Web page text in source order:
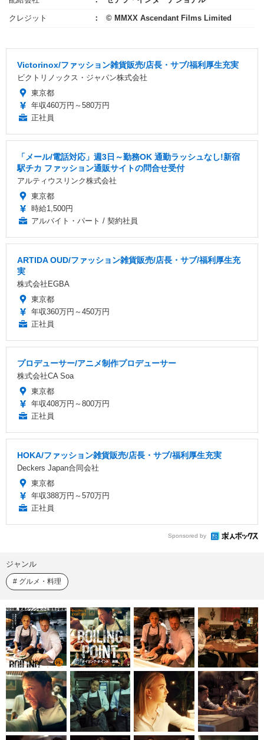
クレジット © MMXX Ascendant Films Limited
Victorinox/ファッション雑貨販売/店長・サブ/福利厚生充実
ビクトリノックス・ジャパン株式会社
東京都
年収460万円～580万円
正社員
「メール/電話対応」週3日～勤務OK 通勤ラッシュなし!新宿
駅チカ ファッション通販サイトの問合せ受付
アルティウスリンク株式会社
東京都
時給1,500円
アルバイト・パート / 契約社員
ARTIDA OUD/ファッション雑貨販売/店長・サブ/福利厚生充
実
株式会社EGBA
東京都
年収360万円～450万円
正社員
プロデューサー/アニメ制作プロデューサー
株式会社CA Soa
東京都
年収408万円～800万円
正社員
HOKA/ファッション雑貨販売/店長・サブ/福利厚生充実
Deckers Japan合同会社
東京都
年収388万円～570万円
正社員
Sponsored by
ジャンル
グルメ・料理